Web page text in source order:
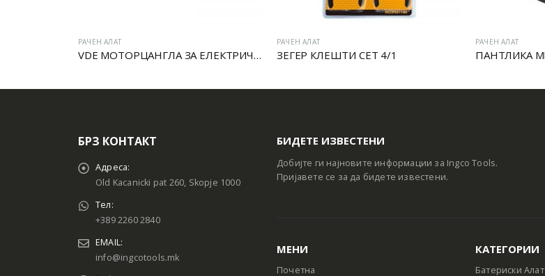
VDE МОТОРЦАНГЛА ЗА ЕЛЕКТРИЧАРИ ЗЕГЕР КЛЕШТИ СЕТ 4/1 ПАНТЛИКА МЕТАЛНА
БРЗ КОНТАКТ
Адреса:
Old Kacanicki pat 260, Skopje 1000
Тел:
+389 2260 2840
EMAIL:
info@ingcotools.mk
БИДЕТЕ ИЗВЕСТЕНИ
Добијте ги најновите информации за Ingco Tools.
Пријавете се за да бидете известени.
МЕНИ
Почетна
КАТЕГОРИИ
Батериски Алат